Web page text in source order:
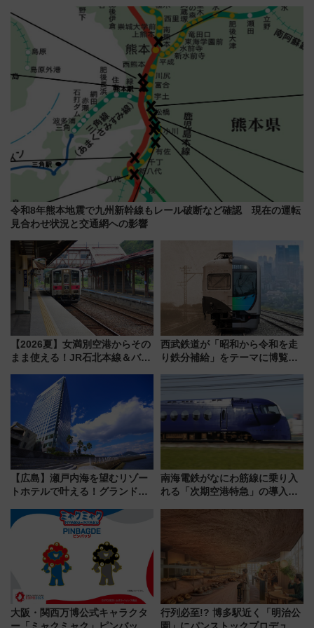
法は？
本人確認が11月スタート
令和8年熊本地震で九州新幹線もレール破断など確認 現在の運転
見合わせ状況と交通網への影響
【2026夏】女満別空港からその
まま使える！JR石北本線＆バス
ーパス」でおトクに道東観光
（8/3発売）
西武鉄道が「昭和から令和を走
り鉄分補給」をテーマに博覧会
14日から 新車両「トキイロ」体
験ブースも アクセスや申込方法
を解説
【広島】瀬戸内海を望むリゾー
トホテルで叶える！グランドプ
ディング＆カジュアルパーティ
ープラン
南海電鉄がなにわ筋線に乗り入
れる「次期空港特急」の導入を
大阪・関西万博公式キャラクタ
ー「ミャクミャク」ピンバッジ
行列必至!? 博多駅近く「明治公
園」にパンストックプロデュー